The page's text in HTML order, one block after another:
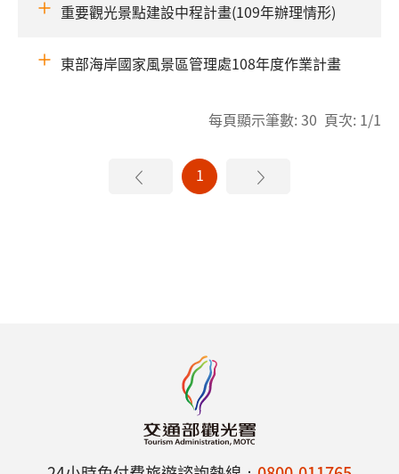
重要觀光景點建設中程計畫(109年辦理情形)
東部海岸國家風景區管理處108年度作業計畫
每頁顯示筆數: 30 頁次: 1/1
1